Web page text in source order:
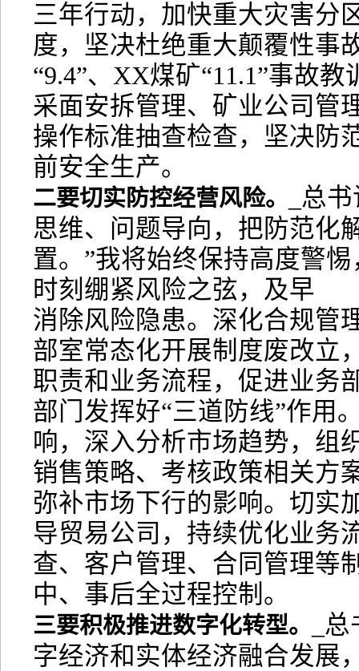
三年行动，加快重大灾害分
度，坚决杜绝重大颠覆性事
“9.4”、XX煤矿“11.1”事故
采面安拆管理、矿业公司管
操作标准抽查检查，坚决防
前安全生产。
二要切实防控经营风险。
_总
思维、问题导向，把防范化
置。”我将始终保持高度警
时刻绷紧风险之弦，及早
消除风险隐患。深化合规管
部室常态化开展制度废改立
职责和业务流程，促进业务
部门发挥好“三道防线”作用
响，深入分析市场趋势，组
销售策略、考核政策相关方
弥补市场下行的影响。切实
导贸易公司，持续优化业务
查、客户管理、合同管理等
中、事后全过程控制。
三要积极推进数字化转型。
_
字经济和实体经济融合发展